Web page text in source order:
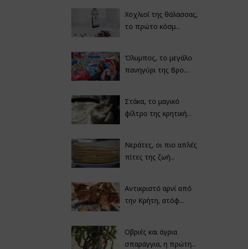
Χοχλιοί της θάλασσας,
το πρώτο κόσμ...
Όλυμπος, το μεγάλο
πανηγύρι της Βρο...
Στάκα, το μαγικό
φίλτρο της κρητική...
Νεράτες, οι πιο απλές
πίτες της ζωή...
Αντικριστό αρνί από
την Κρήτη, ατόφ...
Οβριές και άγρια
σπαράγγια, η πρώτη...